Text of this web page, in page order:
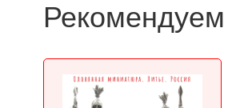
Рекомендуем